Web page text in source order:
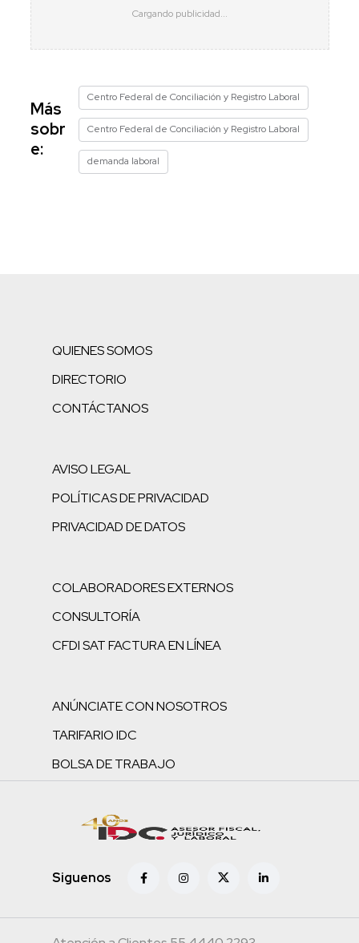
Más
sobr
e:
Centro Federal de Conciliación y Registro Laboral
Centro Federal de Conciliación y Registro Laboral
demanda laboral
QUIENES SOMOS
DIRECTORIO
CONTÁCTANOS
AVISO LEGAL
POLÍTICAS DE PRIVACIDAD
PRIVACIDAD DE DATOS
COLABORADORES EXTERNOS
CONSULTORÍA
CFDI SAT FACTURA EN LÍNEA
ANÚNCIATE CON NOSOTROS
TARIFARIO IDC
BOLSA DE TRABAJO
Siguenos